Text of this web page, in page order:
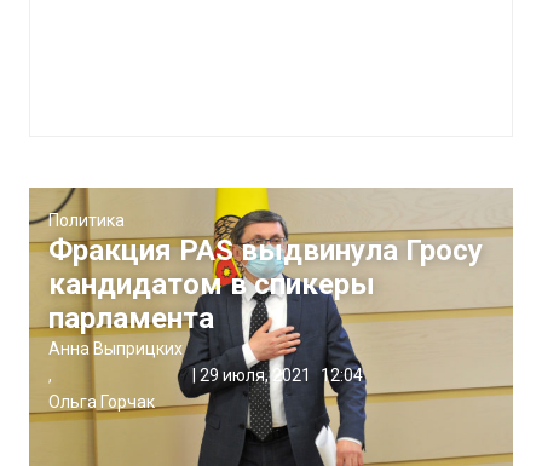
Политика
Фракция PAS выдвинула Гросу
кандидатом в спикеры
парламента
Анна Выприцких
,
Ольга Горчак
29 июля, 2021 12:04